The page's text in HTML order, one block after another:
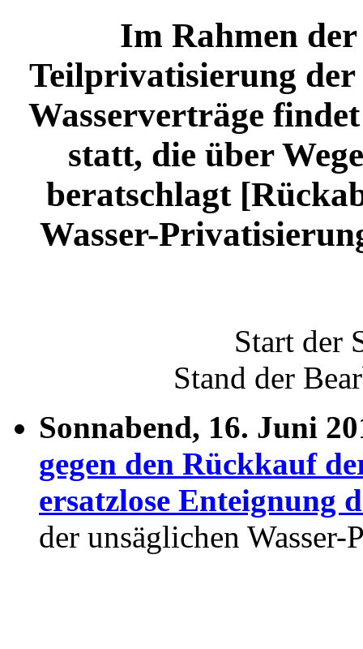
Im Rahmen
Teilprivatisierung der
Wasserverträge
statt, die über
beratschlagt
Wasser-
Start der
Stand der
Sonnabend, 16. Juni
gegen den Rückkauf
ersatzlose Enteignung
der unsäglichen